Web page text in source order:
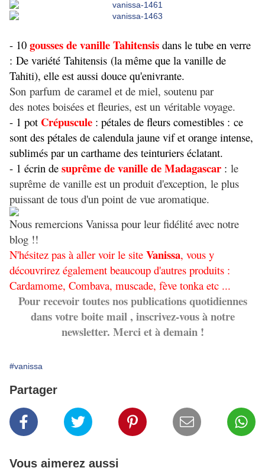
- 10 gousses de vanille Tahitensis dans le tube en verre
: De variété Tahitensis (la même que la vanille de
Tahiti), elle est aussi douce qu'enivrante.
Son parfum de caramel et de miel, soutenu par
des notes boisées et fleuries, est un véritable voyage.
- 1 pot Crépuscule : pétales de fleurs comestibles : ce
sont des pétales de calendula jaune vif et orange intense,
sublimés par un carthame des teinturiers éclatant.
- 1 écrin de suprême de vanille de Madagascar : le
suprême de vanille est un produit d'exception, le plus
puissant de tous d'un point de vue aromatique.
Nous remercions Vanissa pour leur fidélité avec notre
blog !!
N'hésitez pas à aller voir le site Vanissa, vous y
découvrirez également beaucoup d'autres produits :
Cardamome, Combava, muscade, fève tonka etc ...
Pour recevoir toutes nos publications quotidiennes
dans votre boite mail , inscrivez-vous à notre
newsletter. Merci et à demain !
#vanissa
Partager
Vous aimerez aussi